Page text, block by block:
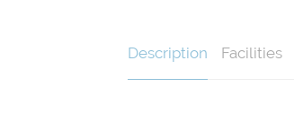
Description Facilities